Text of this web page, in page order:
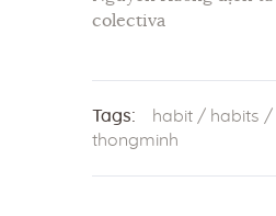
colectiva
Tags: habit/ habits /
thongminh